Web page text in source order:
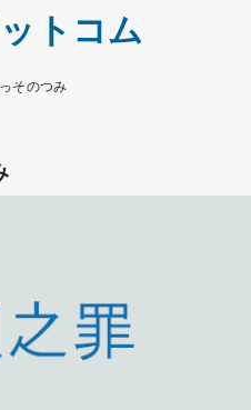
トコム
そのつみ